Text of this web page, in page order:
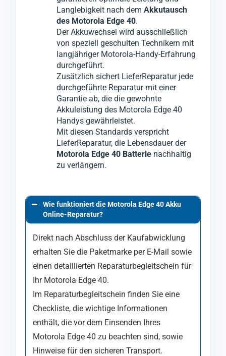
Langlebigkeit nach dem Akkutausch
des Motorola Edge 40.
Der Akkuwechsel wird ausschließlich
von speziell geschulten Technikern mit
langjähriger Motorola-Handy-Erfahrung
durchgeführt.
Zusätzlich sichert LieferReparatur jede
durchgeführte Reparatur mit einer
Garantie ab, die die gewohnte
Akkuleistung des Motorola Edge 40
Handys gewährleistet.
Mit diesen Standards verspricht
LieferReparatur, die Lebensdauer der
Motorola Edge 40 Batterie nachhaltig
zu verlängern.
Wie funktioniert die Motorola Edge 40 Akku
Online-Reparatur?
Direkt nach Abschluss der Kaufabwicklung
erhalten Sie die Paketmarke per E-Mail sowie
einen detaillierten Reparaturbegleitschein für
Ihr Motorola Edge 40.
Im Reparaturbegleitschein finden Sie eine
Checkliste, die wichtige Informationen
enthält, die vor dem Einsenden Ihres
Motorola Edge 40 zu beachten sind, sowie
Hinweise für den sicheren Transport.